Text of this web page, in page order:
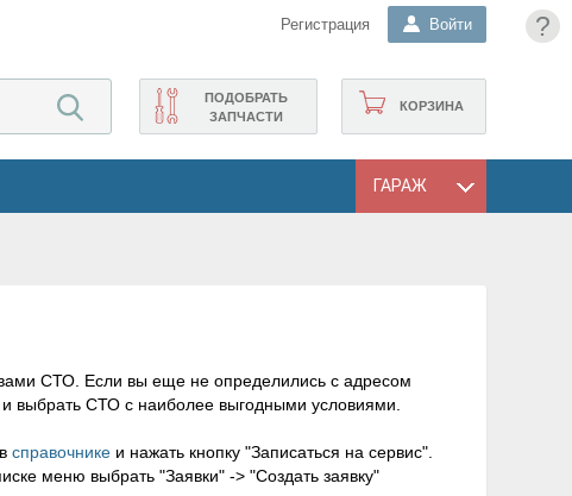
?
Регистрация Войти
КОРЗИНА
ПОДОБРАТЬ
ЗАПЧАСТИ
ГАРАЖ
СТО. Если вы еще не определились с адресом
выбрать СТО c наиболее выгодными условиями.
справочнике и нажать кнопку "Записаться на сервис".
меню выбрать "Заявки" -> "Создать заявку"